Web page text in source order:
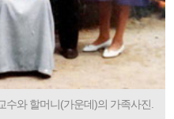
와 할머니(가운데)의 가족사진.